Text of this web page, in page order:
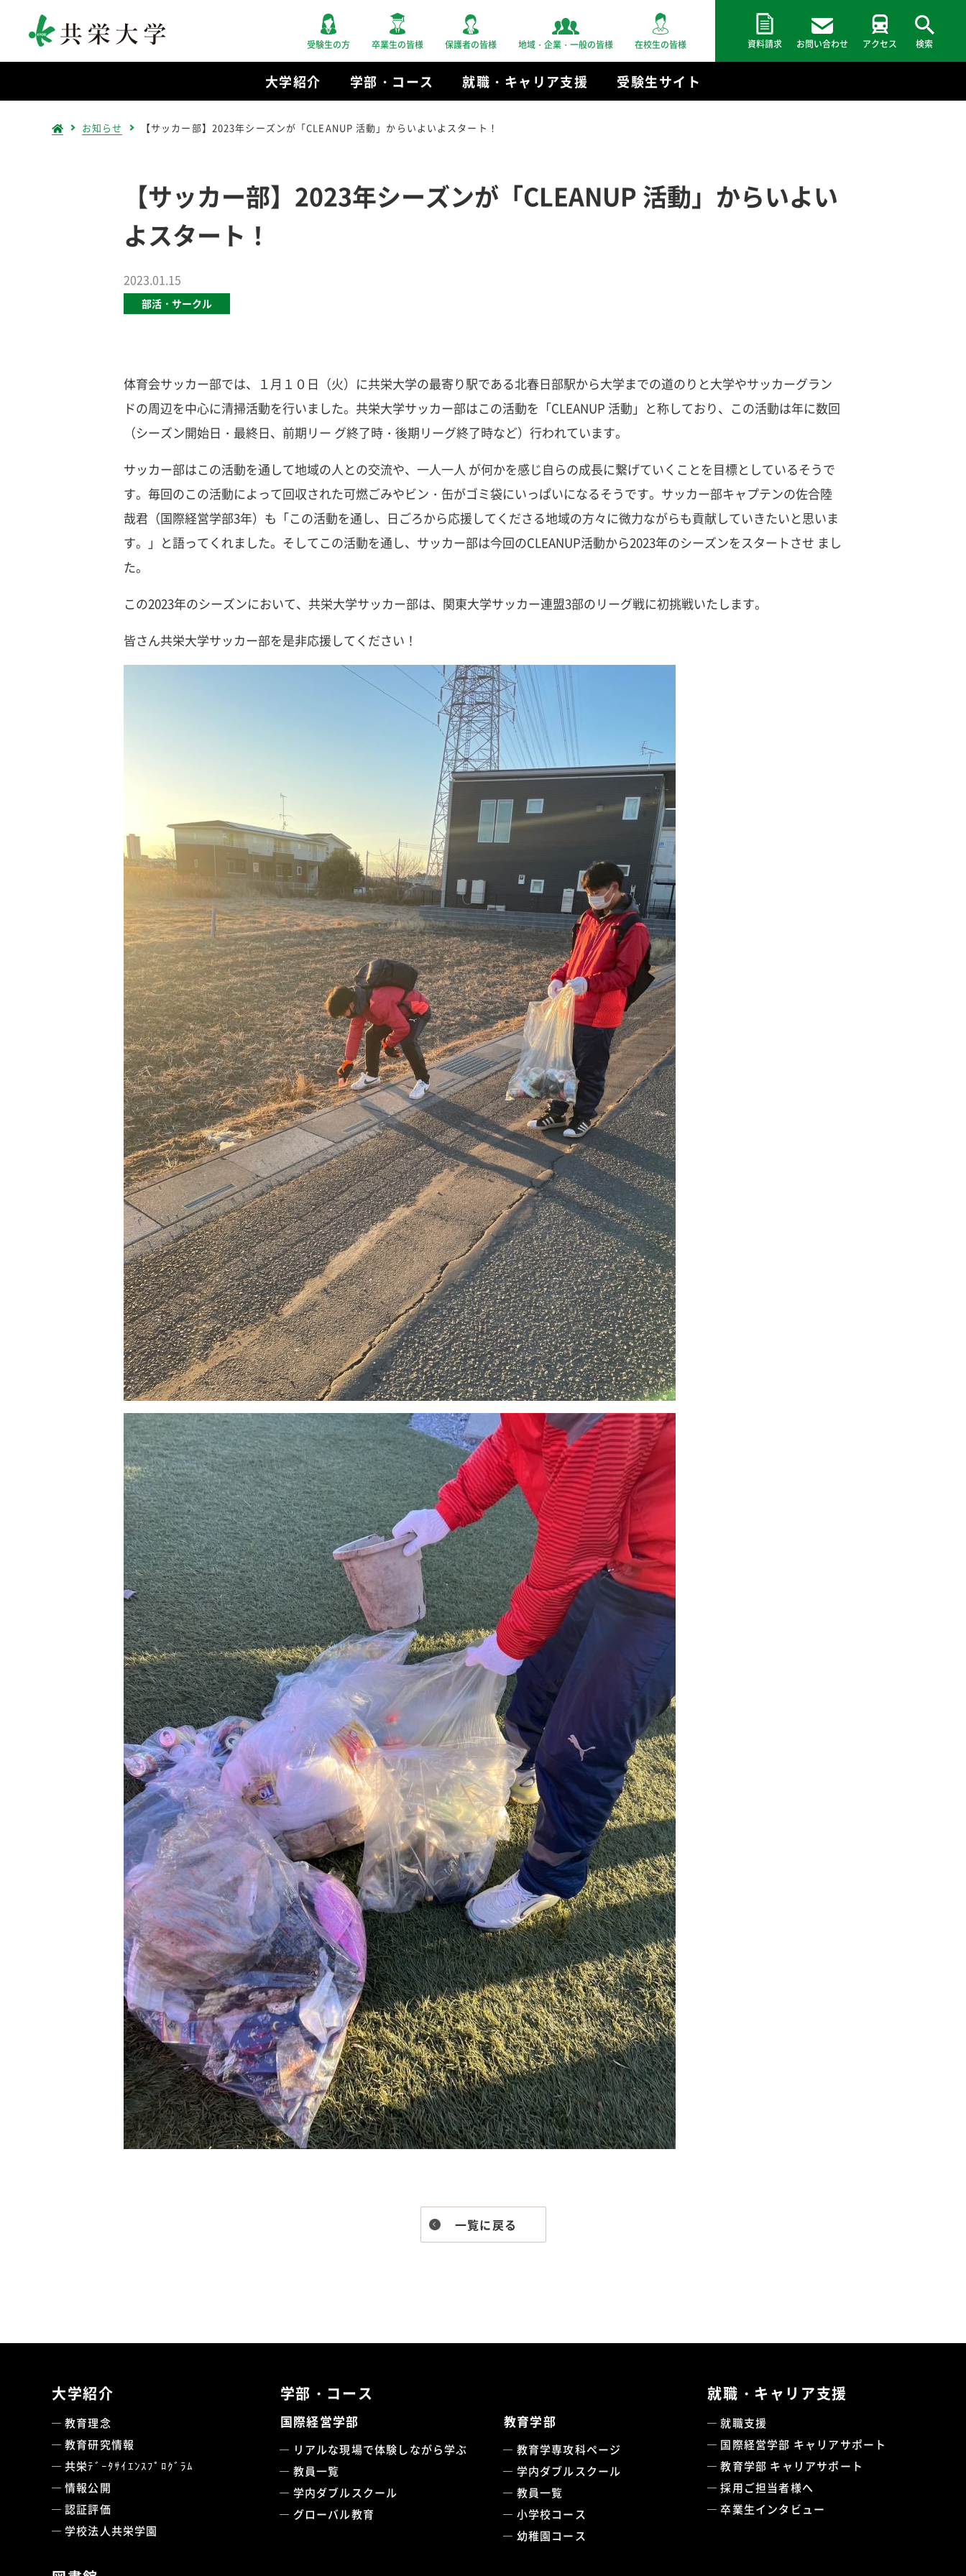
受験生の方 卒業生の皆様 保護者の皆様 地域・企業・一般の皆様 在校生の皆様 資料請求 お問い合わせ アクセス 検索
大学紹介 学部・コース 就職・キャリア支援 受験生サイト
お知らせ 【サッカー部】2023年シーズンが「CLEANUP 活動」からいよいよスタート！
【サッカー部】2023年シーズンが「CLEANUP 活動」からいよい
よスタート！
2023.01.15
部活・サークル
体育会サッカー部では、１月１０日（火）に共栄大学の最寄り駅である北春日部駅から大学までの道のりと大学やサッカーグラン
ドの周辺を中心に清掃活動を行いました。共栄大学サッカー部はこの活動を「CLEANUP 活動」と称しており、この活動は年に数回
（シーズン開始日・最終日、前期リー グ終了時・後期リーグ終了時など）行われています。
サッカー部はこの活動を通して地域の人との交流や、一人一人 が何かを感じ自らの成長に繋げていくことを目標としているそうで
す。毎回のこの活動によって回収された可燃ごみやビン・缶がゴミ袋にいっぱいになるそうです。サッカー部キャプテンの佐合陸
哉君（国際経営学部3年）も「この活動を通し、日ごろから応援してくださる地域の方々に微力ながらも貢献していきたいと思いま
す。」と語ってくれました。そしてこの活動を通し、サッカー部は今回のCLEANUP活動から2023年のシーズンをスタートさせ まし
た。
この2023年のシーズンにおいて、共栄大学サッカー部は、関東大学サッカー連盟3部のリーグ戦に初挑戦いたします。
皆さん共栄大学サッカー部を是非応援してください！
一覧に戻る
大学紹介
教育理念
教育研究情報
共栄ﾃﾞｰﾀｻｲｴﾝｽﾌﾟﾛｸﾞﾗﾑ
情報公開
認証評価
学校法人共栄学園
学部・コース
国際経営学部
リアルな現場で体験しながら学ぶ
教員一覧
学内ダブルスクール
グローバル教育
教育学部
教育学専攻科ページ
学内ダブルスクール
教員一覧
小学校コース
幼稚園コース
就職・キャリア支援
就職支援
国際経営学部 キャリアサポート
教育学部 キャリアサポート
採用ご担当者様へ
卒業生インタビュー